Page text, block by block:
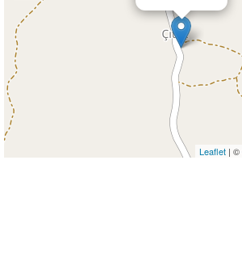
Leaflet | ©